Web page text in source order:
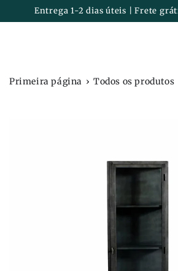
IR PARA O
CONTEÚDO
Entrega 1-2 dias úteis | Frete
Primeira página › Todos os produtos